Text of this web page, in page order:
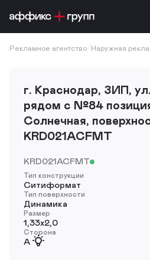
Рекламное агентство Наружная
г. Краснодар, ЗИП,
рядом с №84
Солнечная,
KRD021ACFMT
KRD021ACFMT
Тип конструкции
Ситиформат
Тип поверхности
Динамика
Размер
1,33х2,0
Сторона
A